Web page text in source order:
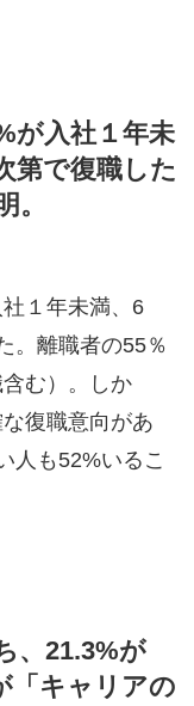
が入社１年未
第で復職した
。
１年未満、6
。離職者の55％
む）。しか
復職意向があ
人も52%いるこ
、21.3%が
「キャリアの